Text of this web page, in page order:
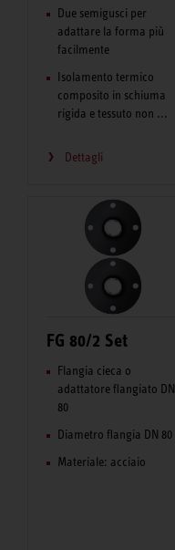
Due semigusci per
adattare la forma più
facilmente
Isolamento termico
composito in schiuma
rigida e tessuto non ...
Dettagli
FG 80/2 Set
Flangia cieca o
adattatore flangiato DN
80
Diametro flangia DN 80
Materiale: acciaio